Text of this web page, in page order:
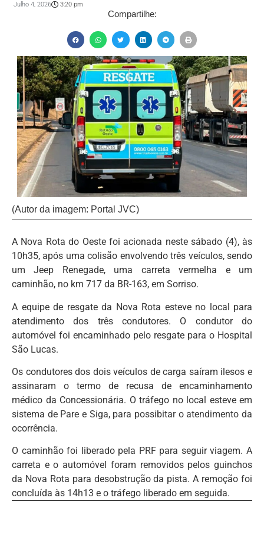
Julho 4, 2026 3:20 pm
Compartilhe:
(Autor da imagem: Portal JVC)
A Nova Rota do Oeste foi acionada neste sábado (4), às
10h35, após uma colisão envolvendo três veículos, sendo
um Jeep Renegade, uma carreta vermelha e um
caminhão, no km 717 da BR-163, em Sorriso.
A equipe de resgate da Nova Rota esteve no local para
atendimento dos três condutores. O condutor do
automóvel foi encaminhado pelo resgate para o Hospital
São Lucas.
Os condutores dos dois veículos de carga saíram ilesos e
assinaram o termo de recusa de encaminhamento
médico da Concessionária. O tráfego no local esteve em
sistema de Pare e Siga, para possibitar o atendimento da
ocorrência.
O caminhão foi liberado pela PRF para seguir viagem. A
carreta e o automóvel foram removidos pelos guinchos
da Nova Rota para desobstrução da pista. A remoção foi
concluída às 14h13 e o tráfego liberado em seguida.